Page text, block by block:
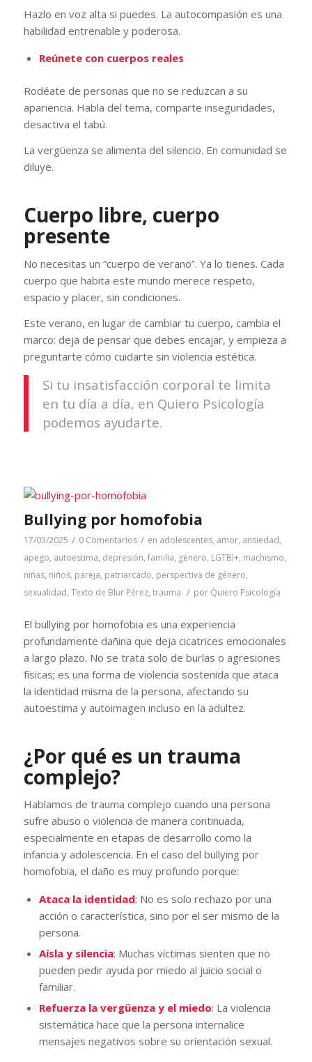
Hazlo en voz alta si puedes. La autocompasión es una
habilidad entrenable y poderosa.
Reúnete con cuerpos reales
Rodéate de personas que no se reduzcan a su
apariencia. Habla del tema, comparte inseguridades,
desactiva el tabú.
La vergüenza se alimenta del silencio. En comunidad se
diluye.
Cuerpo libre, cuerpo
presente
No necesitas un “cuerpo de verano”. Ya lo tienes. Cada
cuerpo que habita este mundo merece respeto,
espacio y placer, sin condiciones.
Este verano, en lugar de cambiar tu cuerpo, cambia el
marco: deja de pensar que debes encajar, y empieza a
preguntarte cómo cuidarte sin violencia estética.
Si tu insatisfacción corporal te limita
en tu día a día, en Quiero Psicología
podemos ayudarte.
Bullying por homofobia
17/03/2025 / 0 Comentarios / en adolescentes, amor, ansiedad,
apego, autoestima, depresión, familia, género, LGTBI+, machismo,
niñas, niños, pareja, patriarcado, perspectiva de género,
sexualidad, Texto de Blur Pérez, trauma / por Quiero Psicología
El bullying por homofobia es una experiencia
profundamente dañina que deja cicatrices emocionales
a largo plazo. No se trata solo de burlas o agresiones
físicas; es una forma de violencia sostenida que ataca
la identidad misma de la persona, afectando su
autoestima y autoimagen incluso en la adultez.
¿Por qué es un trauma
complejo?
Hablamos de trauma complejo cuando una persona
sufre abuso o violencia de manera continuada,
especialmente en etapas de desarrollo como la
infancia y adolescencia. En el caso del bullying por
homofobia, el daño es muy profundo porque:
Ataca la identidad: No es solo rechazo por una
acción o característica, sino por el ser mismo de la
persona.
Aísla y silencia: Muchas víctimas sienten que no
pueden pedir ayuda por miedo al juicio social o
familiar.
Refuerza la vergüenza y el miedo: La violencia
sistemática hace que la persona internalice
mensajes negativos sobre su orientación sexual.